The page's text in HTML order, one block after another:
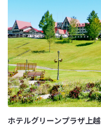
ホテルグリーンプラザ上越